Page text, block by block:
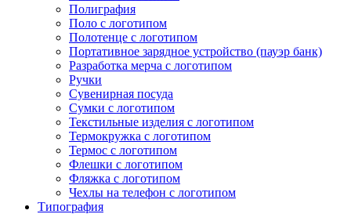
Полиграфия
Поло с логотипом
Полотенце с логотипом
Портативное зарядное устройство (пауэр банк)
Разработка мерча с логотипом
Ручки
Сувенирная посуда
Сумки с логотипом
Текстильные изделия с логотипом
Термокружка с логотипом
Термос с логотипом
Флешки с логотипом
Фляжка с логотипом
Чехлы на телефон с логотипом
Типография